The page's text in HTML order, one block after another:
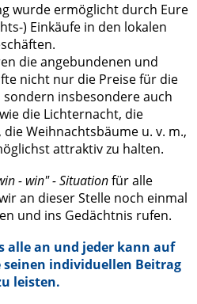
wurde ermöglicht durch Eure
) Einkäufe in den lokalen
die angebundenen und
nicht nur die Preise für die
insbesondere auch
die Lichternacht, die
Weihnachtsbäume u. v. m.,
attraktiv zu halten.
- win" - Situationfür alle
an dieser Stelle noch einmal
und ins Gedächtnis rufen.
alle an und jeder kann auf
seinen individuellen Beitrag
leisten.